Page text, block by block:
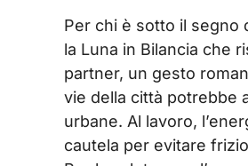
Per chi è sotto il segno
la Luna in Bilancia che
partner, un gesto
vie della città potrebbe
urbane. Al lavoro,
cautela per evitare